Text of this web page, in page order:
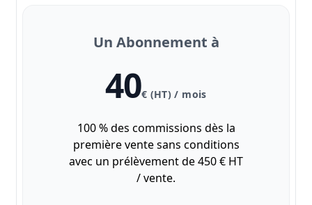
Un Abonnement à
40€ (HT) / mois
100 % des commissions dès la
première vente sans conditions
avec un prélèvement de 450 € HT
/ vente.